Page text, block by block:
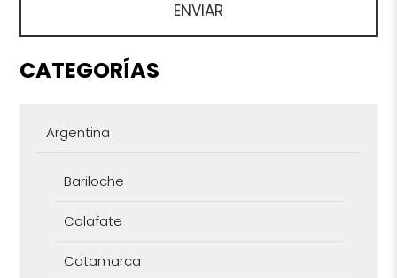
CATEGORÍAS
Argentina
Bariloche
Calafate
Catamarca